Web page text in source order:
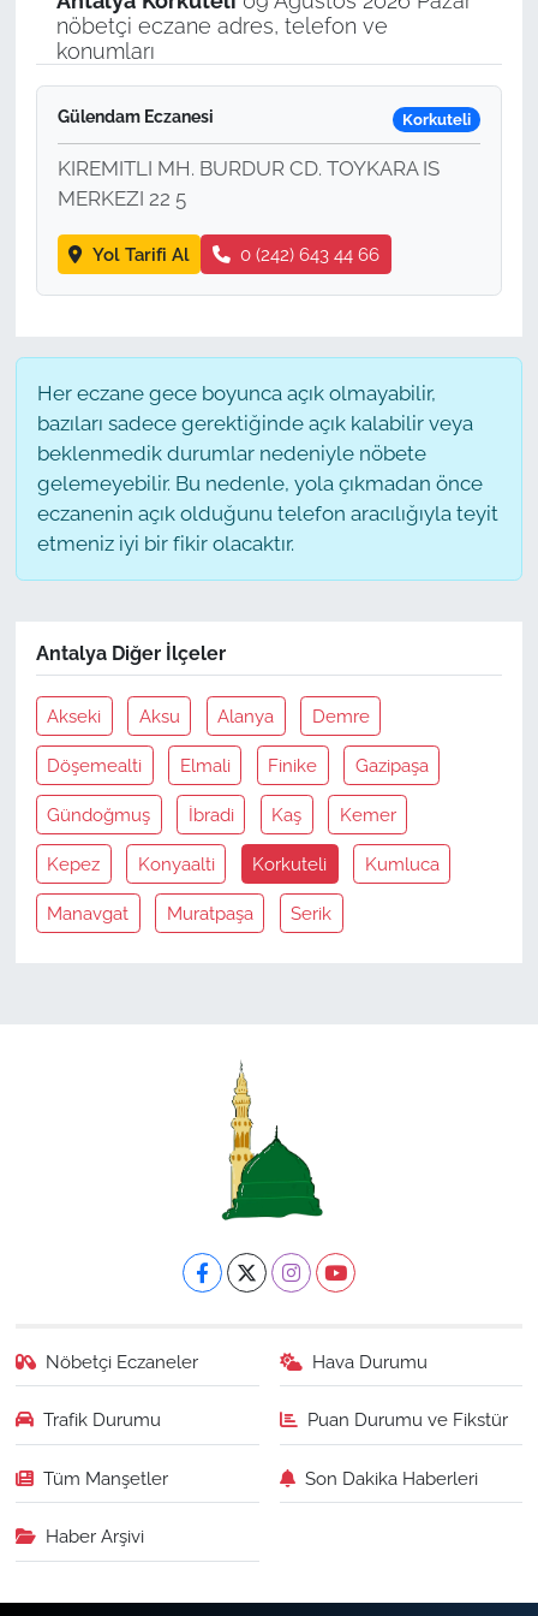
nöbetçi eczane adres, telefon ve
konumları
Gülendam Eczanesi Korkuteli
KIREMITLI MH. BURDUR CD. TOYKARA IS
MERKEZI 22 5
Yol Tarifi Al 0 (242) 643 44 66
Her eczane gece boyunca açık olmayabilir,
bazıları sadece gerektiğinde açık kalabilir veya
beklenmedik durumlar nedeniyle nöbete
gelemeyebilir. Bu nedenle, yola çıkmadan önce
eczanenin açık olduğunu telefon aracılığıyla teyit
etmeniz iyi bir fikir olacaktır.
Antalya Diğer İlçeler
Akseki Aksu Alanya Demre
Döşemealti Elmali Finike Gazipaşa
Gündoğmuş İbradi Kaş Kemer
Kepez Konyaalti Korkuteli Kumluca
Manavgat Muratpaşa Serik
Nöbetçi Eczaneler Hava Durumu
Trafik Durumu Puan Durumu ve Fikstür
Tüm Manşetler Son Dakika Haberleri
Haber Arşivi